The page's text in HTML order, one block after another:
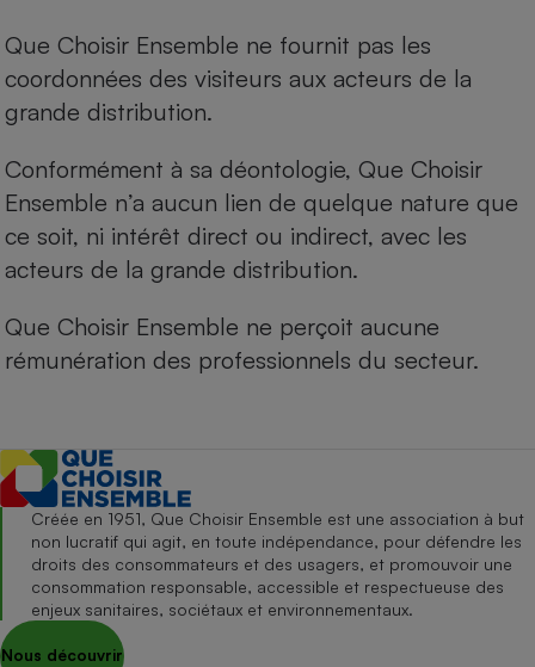
Que Choisir Ensemble ne fournit pas les
coordonnées des visiteurs aux acteurs de la
grande distribution.
Conformément à sa déontologie, Que Choisir
Ensemble n’a aucun lien de quelque nature que
ce soit, ni intérêt direct ou indirect, avec les
acteurs de la grande distribution.
Que Choisir Ensemble ne perçoit aucune
rémunération des professionnels du secteur.
Créée en 1951, Que Choisir Ensemble est une association à but
non lucratif qui agit, en toute indépendance, pour défendre les
droits des consommateurs et des usagers, et promouvoir une
consommation responsable, accessible et respectueuse des
enjeux sanitaires, sociétaux et environnementaux.
Nous découvrir